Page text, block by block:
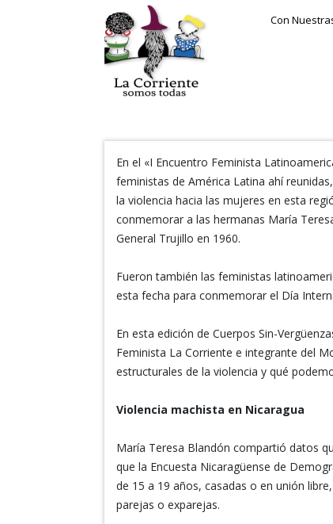
Con
En el «I Encuentro Feminista
feministas de América Latina ahí
la violencia hacia las mujeres en esta
conmemorar a las hermanas María
General Trujillo en 1960.
Fueron también las feministas
esta fecha para conmemorar el Día
En esta edición de Cuerpos Sin-
Feminista La Corriente e integrante del
estructurales de la violencia y qué
Violencia machista en Nicaragua
María Teresa Blandón compartió datos
que la Encuesta Nicaragüense de
de 15 a 19 años, casadas o en unión
parejas o exparejas.